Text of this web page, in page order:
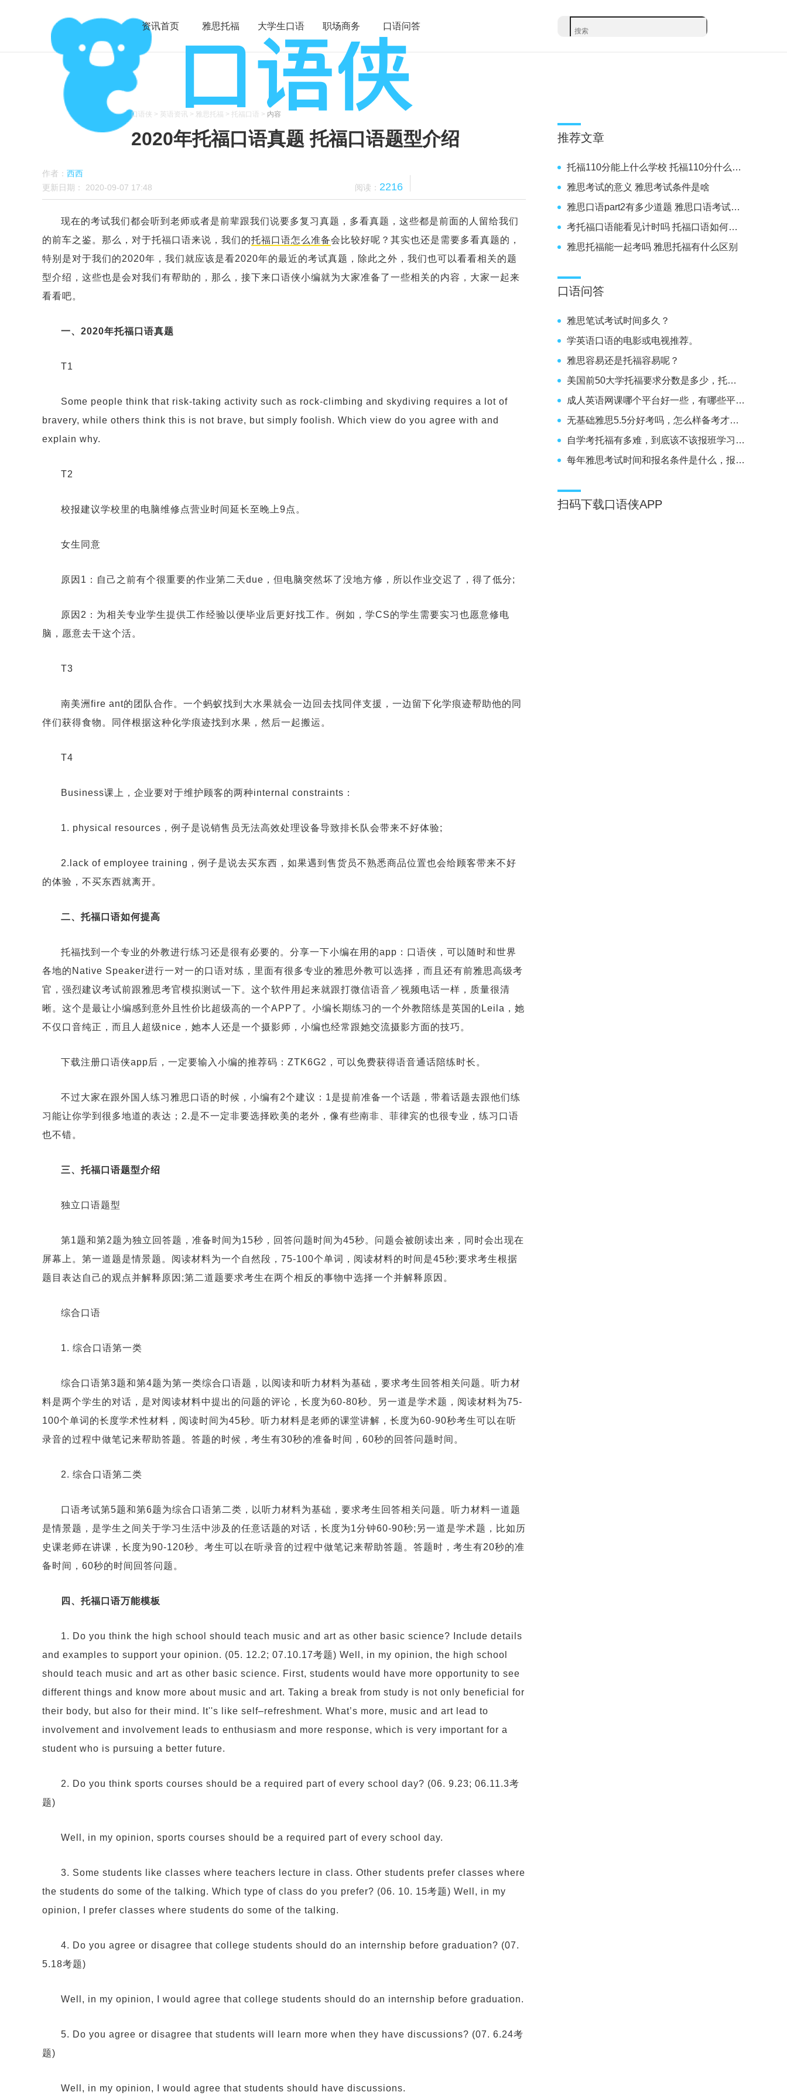
资讯首页 雅思托福 大学生口语 职场商务 口语问答
口语侠 > 英语资讯 > 雅思托福 > 托福口语 > 内容
2020年托福口语真题 托福口语题型介绍
作者： 西西
更新日期： 2020-09-07 17:48 阅读： 2216
现在的考试我们都会听到老师或者是前辈跟我们说要多复习真题，多看真题，这些都是前面的人留给我们
的前车之鉴。那么，对于托福口语来说，我们的托福口语怎么准备会比较好呢？其实也还是需要多看真题的，
特别是对于我们的2020年，我们就应该是看2020年的最近的考试真题，除此之外，我们也可以看看相关的题
型介绍，这些也是会对我们有帮助的，那么，接下来口语侠小编就为大家准备了一些相关的内容，大家一起来
看看吧。
一、2020年托福口语真题
T1
Some people think that risk-taking activity such as rock-climbing and skydiving requires a lot of
bravery, while others think this is not brave, but simply foolish. Which view do you agree with and
explain why.
T2
校报建议学校里的电脑维修点营业时间延长至晚上9点。
女生同意
原因1：自己之前有个很重要的作业第二天due，但电脑突然坏了没地方修，所以作业交迟了，得了低分;
原因2：为相关专业学生提供工作经验以便毕业后更好找工作。例如，学CS的学生需要实习也愿意修电
脑，愿意去干这个活。
T3
南美洲fire ant的团队合作。一个蚂蚁找到大水果就会一边回去找同伴支援，一边留下化学痕迹帮助他的同
伴们获得食物。同伴根据这种化学痕迹找到水果，然后一起搬运。
T4
Business课上，企业要对于维护顾客的两种internal constraints：
1. physical resources，例子是说销售员无法高效处理设备导致排长队会带来不好体验;
2.lack of employee training，例子是说去买东西，如果遇到售货员不熟悉商品位置也会给顾客带来不好
的体验，不买东西就离开。
二、托福口语如何提高
托福找到一个专业的外教进行练习还是很有必要的。分享一下小编在用的app：口语侠，可以随时和世界
各地的Native Speaker进行一对一的口语对练，里面有很多专业的雅思外教可以选择，而且还有前雅思高级考
官，强烈建议考试前跟雅思考官模拟测试一下。这个软件用起来就跟打微信语音／视频电话一样，质量很清
晰。这个是最让小编感到意外且性价比超级高的一个APP了。小编长期练习的一个外教陪练是英国的Leila，她
不仅口音纯正，而且人超级nice，她本人还是一个摄影师，小编也经常跟她交流摄影方面的技巧。
下载注册口语侠app后，一定要输入小编的推荐码：ZTK6G2，可以免费获得语音通话陪练时长。
不过大家在跟外国人练习雅思口语的时候，小编有2个建议：1是提前准备一个话题，带着话题去跟他们练
习能让你学到很多地道的表达；2.是不一定非要选择欧美的老外，像有些南非、菲律宾的也很专业，练习口语
也不错。
三、托福口语题型介绍
独立口语题型
第1题和第2题为独立回答题，准备时间为15秒，回答问题时间为45秒。问题会被朗读出来，同时会出现在
屏幕上。第一道题是情景题。阅读材料为一个自然段，75-100个单词，阅读材料的时间是45秒;要求考生根据
题目表达自己的观点并解释原因;第二道题要求考生在两个相反的事物中选择一个并解释原因。
综合口语
1. 综合口语第一类
综合口语第3题和第4题为第一类综合口语题，以阅读和听力材料为基础，要求考生回答相关问题。听力材
料是两个学生的对话，是对阅读材料中提出的问题的评论，长度为60-80秒。另一道是学术题，阅读材料为75-
100个单词的长度学术性材料，阅读时间为45秒。听力材料是老师的课堂讲解，长度为60-90秒考生可以在听
录音的过程中做笔记来帮助答题。答题的时候，考生有30秒的准备时间，60秒的回答问题时间。
2. 综合口语第二类
口语考试第5题和第6题为综合口语第二类，以听力材料为基础，要求考生回答相关问题。听力材料一道题
是情景题，是学生之间关于学习生活中涉及的任意话题的对话，长度为1分钟60-90秒;另一道是学术题，比如历
史课老师在讲课，长度为90-120秒。考生可以在听录音的过程中做笔记来帮助答题。答题时，考生有20秒的准
备时间，60秒的时间回答问题。
四、托福口语万能模板
1. Do you think the high school should teach music and art as other basic science? Include details
and examples to support your opinion. (05. 12.2; 07.10.17考题) Well, in my opinion, the high school
should teach music and art as other basic science. First, students would have more opportunity to see
different things and know more about music and art. Taking a break from study is not only beneficial for
their body, but also for their mind. It''s like self–refreshment. What’s more, music and art lead to
involvement and involvement leads to enthusiasm and more response, which is very important for a
student who is pursuing a better future.
2. Do you think sports courses should be a required part of every school day? (06. 9.23; 06.11.3考
题)
Well, in my opinion, sports courses should be a required part of every school day.
3. Some students like classes where teachers lecture in class. Other students prefer classes where
the students do some of the talking. Which type of class do you prefer? (06. 10. 15考题) Well, in my
opinion, I prefer classes where students do some of the talking.
4. Do you agree or disagree that college students should do an internship before graduation? (07.
5.18考题)
Well, in my opinion, I would agree that college students should do an internship before graduation.
5. Do you agree or disagree that students will learn more when they have discussions? (07. 6.24考
题)
Well, in my opinion, I would agree that students should have discussions.
推荐文章
托福110分能上什么学校 托福110分什么水平
雅思考试的意义 雅思考试条件是啥
雅思口语part2有多少道题 雅思口语考试时间
考托福口语能看见计时吗 托福口语如何精准把握时间
雅思托福能一起考吗 雅思托福有什么区别
口语问答
雅思笔试考试时间多久？
学英语口语的电影或电视推荐。
雅思容易还是托福容易呢？
美国前50大学托福要求分数是多少，托福100分能不能上呢？
成人英语网课哪个平台好一些，有哪些平台推荐。
无基础雅思5.5分好考吗，怎么样备考才能考到5.5分呢？
自学考托福有多难，到底该不该报班学习雅思呢？
每年雅思考试时间和报名条件是什么，报名要求高不高。
扫码下载口语侠APP